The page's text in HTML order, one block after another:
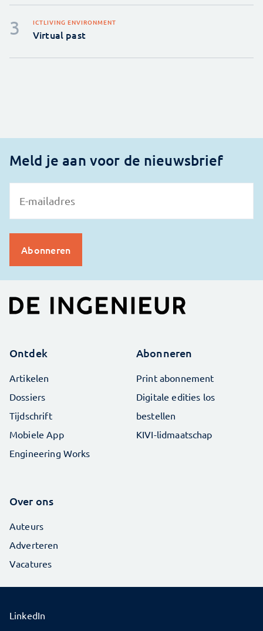
ICTLIVING ENVIRONMENT
Virtual past
Meld je aan voor de nieuwsbrief
Ontdek
Artikelen
Dossiers
Tijdschrift
Mobiele App
Engineering Works
Abonneren
Print abonnement
Digitale edities los
bestellen
KIVI-lidmaatschap
Over ons
Auteurs
Adverteren
Vacatures
LinkedIn